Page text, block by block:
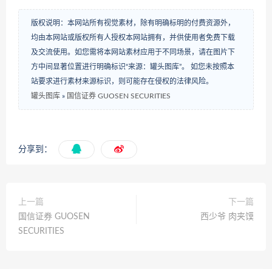
版权说明：本网站所有视觉素材，除有明确标明的付费资源外，
均由本网站或版权所有人授权本网站拥有，并供使用者免费下载
及交流使用。如您需将本网站素材应用于不同场景，请在图片下
方中间显著位置进行明确标识“来源：罐头图库”。 如您未按照本
站要求进行素材来源标识，则可能存在侵权的法律风险。
罐头图库 » 国信证券 GUOSEN SECURITIES
分享到：
上一篇
国信证券 GUOSEN
SECURITIES
下一篇
西少爷 肉夹馍